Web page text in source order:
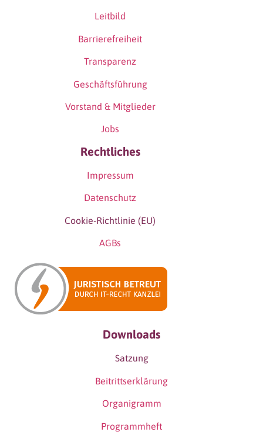
Leitbild
Barrierefreiheit
Transparenz
Geschäftsführung
Vorstand & Mitglieder
Jobs
Rechtliches
Impressum
Datenschutz
Cookie-Richtlinie (EU)
AGBs
Downloads
Satzung
Beitrittserklärung
Organigramm
Programmheft